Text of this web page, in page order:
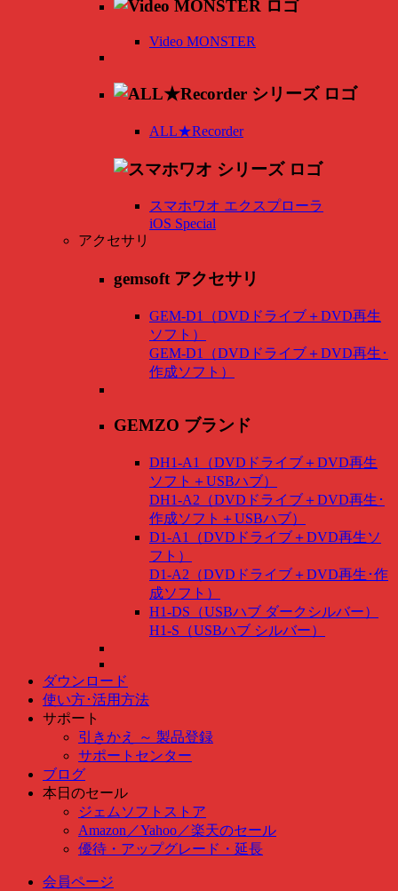
Video MONSTER
ALL★Recorder
スマホワオ エクスプローラ
iOS Special
アクセサリ
gemsoft アクセサリ
GEM-D1（DVDドライブ＋DVD再生
ソフト）
GEM-D1（DVDドライブ＋DVD再生･
作成ソフト）
GEMZO ブランド
DH1-A1（DVDドライブ＋DVD再生
ソフト＋USBハブ）
DH1-A2（DVDドライブ＋DVD再生･
作成ソフト＋USBハブ）
D1-A1（DVDドライブ＋DVD再生ソ
フト）
D1-A2（DVDドライブ＋DVD再生･作
成ソフト）
H1-DS（USBハブ ダークシルバー）
H1-S（USBハブ シルバー）
ダウンロード
使い方･活用方法
サポート
引きかえ ～ 製品登録
サポートセンター
ブログ
本日のセール
ジェムソフトストア
Amazon ／Yahoo ／楽天のセール
優待・アップグレード・延長
会員ページ